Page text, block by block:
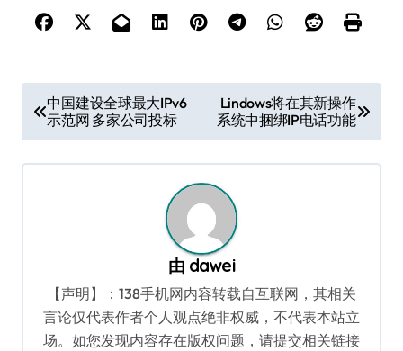
章
导
中国建设全球最大IPv6
示范网 多家公司投标
Lindows将在其新操作
系统中捆绑IP电话功能
由 dawei
【声明】：138手机网内容转载自互联网，其相关
言论仅代表作者个人观点绝非权威，不代表本站立
场。如您发现内容存在版权问题，请提交相关链接